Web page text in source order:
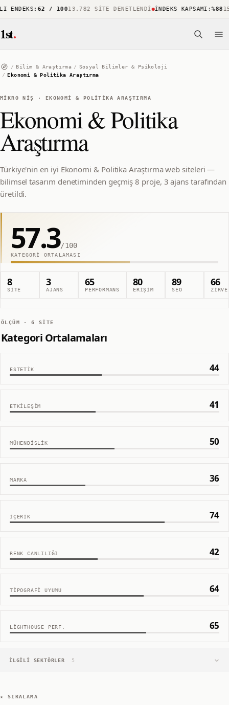
:62 / 10013.782 SITE DENETLENDI İNDEKS KAPSAMI:%88
1st.
/ Bilim & Araştırma / Sosyal Bilimler & Psikoloji
/ Ekonomi & Politika Araştırma
MIKRO NIŞ · EKONOMI & POLITIKA ARAŞTIRMA
Ekonomi & Politika
Araştırma
Türkiye'nin en iyi Ekonomi & Politika Araştırma web siteleri —
bilimsel tasarım denetiminden geçmiş 8 proje, 3 ajans tarafından
üretildi.
57.3/100
KATEGORI ORTALAMASI
8
SITE
3
AJANS
65
PERFORMANS
80
ERIŞIM
89
SEO
66
ZIRVE
ÖLÇÜM ·6 SITE
Kategori Ortalamaları
ESTETIK 44
ETKILEŞIM 41
MÜHENDISLIK 50
MARKA 36
İÇERIK 74
RENK CANLILIĞI 42
TIPOGRAFI UYUMU 64
LIGHTHOUSE PERF. 65
İLGILI SEKTÖRLER 5
★ SIRALAMA